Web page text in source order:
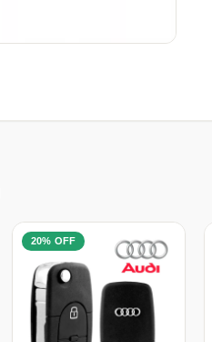
20% OFF